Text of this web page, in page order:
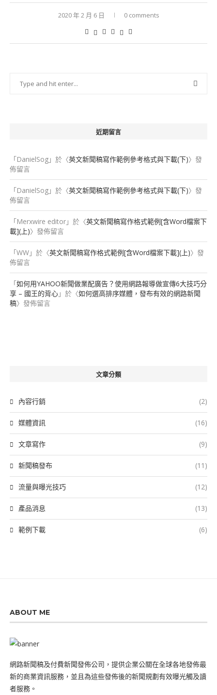
2020 年 2 月 6 日 0 comments
近期留言
「DanielSog 」於〈英文新聞稿寫作範例參考格式與下載(下)〉發
佈留言
「DanielSog 」於〈英文新聞稿寫作範例參考格式與下載(下)〉發
佈留言
「Merxwire editor 」於〈英文新聞稿寫作格式範例[含Word檔案下
載](上)〉發佈留言
「WW 」於〈英文新聞稿寫作格式範例[含Word檔案下載](上)〉發
佈留言
「如何用YAHOO新聞做業配廣告？使用網路報導做宣傳6大技巧分
享 – 國王的背心 」於〈如何選高排序媒體，發布有效的網路新聞
稿〉發佈留言
文章分類
內容行銷 (2)
媒體資訊 (16)
文章寫作 (9)
新聞稿發布 (11)
流量與曝光技巧 (12)
產品消息 (13)
範例下載 (6)
ABOUT ME
網路新聞稿及付費新聞發佈公司，提供企業公關在全球各地發佈最
新的商業資訊服務，並且為這些發佈後的新聞規劃有效曝光觸及讀
者服務。